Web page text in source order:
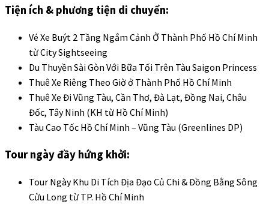
Tiện ích & phương tiện di chuyển:
Vé Xe Buýt 2 Tầng Ngắm Cảnh Ở Thành Phố Hồ Chí Minh
từ City Sightseeing
Du Thuyền Sài Gòn Với Bữa Tối Trên Tàu Saigon Princess
Thuê Xe Riêng Theo Giờ ở Thành Phố Hồ Chí Minh
Thuê Xe Đi Vũng Tàu, Cần Thơ, Đà Lạt, Đồng Nai, Châu
Đốc, Tây Ninh (KH từ Hồ Chí Minh)
Tàu Cao Tốc Hồ Chí Minh – Vũng Tàu (Greenlines DP)
Tour ngày đầy hứng khởi:
Tour Ngày Khu Di Tích Địa Đạo Củ Chi & Đồng Bằng Sông
Cửu Long từ TP. Hồ Chí Minh